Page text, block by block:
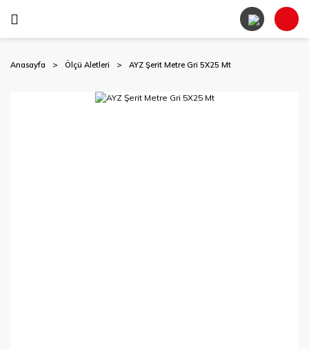
Anasayfa Ölçü Aletleri AYZ Şerit Metre Gri 5X25 Mt